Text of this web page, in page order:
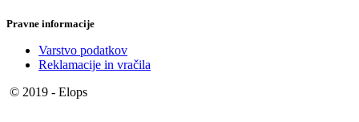
Pravne informacije
Varstvo podatkov
Reklamacije in vračila
© 2019 - Elops